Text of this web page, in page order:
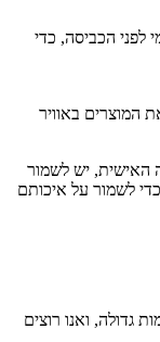
לפני הכביסה, כדי
המוצרים באוויר
האישית, יש לשמור
לשמור על איכותם
גדולה, ואנו רוצים